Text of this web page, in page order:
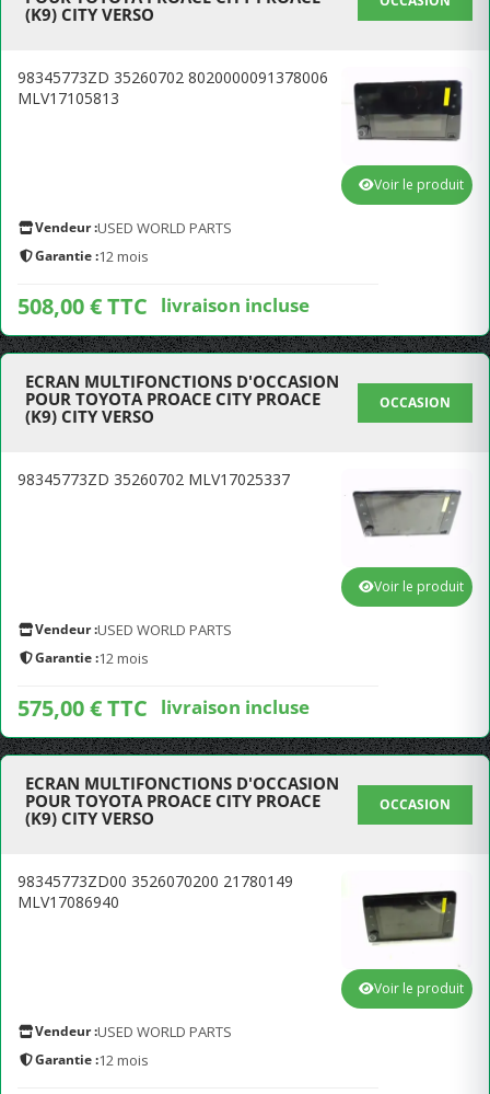
(K9) CITY VERSO
98345773ZD 35260702 8020000091378006
MLV17105813
Vendeur :USED WORLD PARTS
Garantie :12 mois
508,00 € TTC livraison incluse
Voir le produit
ECRAN MULTIFONCTIONS D'OCCASION
POUR TOYOTA PROACE CITY PROACE
(K9) CITY VERSO
OCCASION
98345773ZD 35260702 MLV17025337
Vendeur :USED WORLD PARTS
Garantie :12 mois
575,00 € TTC livraison incluse
Voir le produit
ECRAN MULTIFONCTIONS D'OCCASION
POUR TOYOTA PROACE CITY PROACE
(K9) CITY VERSO
OCCASION
98345773ZD00 3526070200 21780149
MLV17086940
Vendeur :USED WORLD PARTS
Garantie :12 mois
Voir le produit